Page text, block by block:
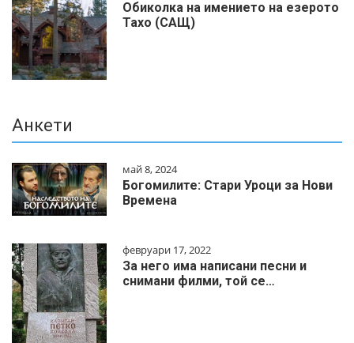
Обиколка на имението на езерото
Тахо (САЩ)
Анкети
май 8, 2024
Богомилите: Стари Уроци за Нови
Времена
февруари 17, 2022
За него има написани песни и
снимани филми, той се…